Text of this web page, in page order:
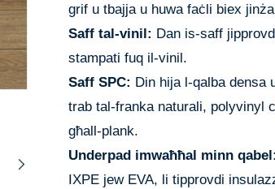
grif u tbajja u huwa faċli biex
Saff tal-vinil: Dan is-saff
stampati fuq il-vinil.
Saff SPC: Din hija l-qalba densa
trab tal-franka naturali, polyvinyl
għall-plank.
Underpad imwaħħal minn qabel:
IXPE jew EVA, li tipprovdi